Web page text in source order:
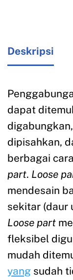
Deskripsi
dapat
dipisahkan,
berbagai
part. Loose
mendesain
sekitar (daur
Loose part
fleksibel
mudah
yang sudah